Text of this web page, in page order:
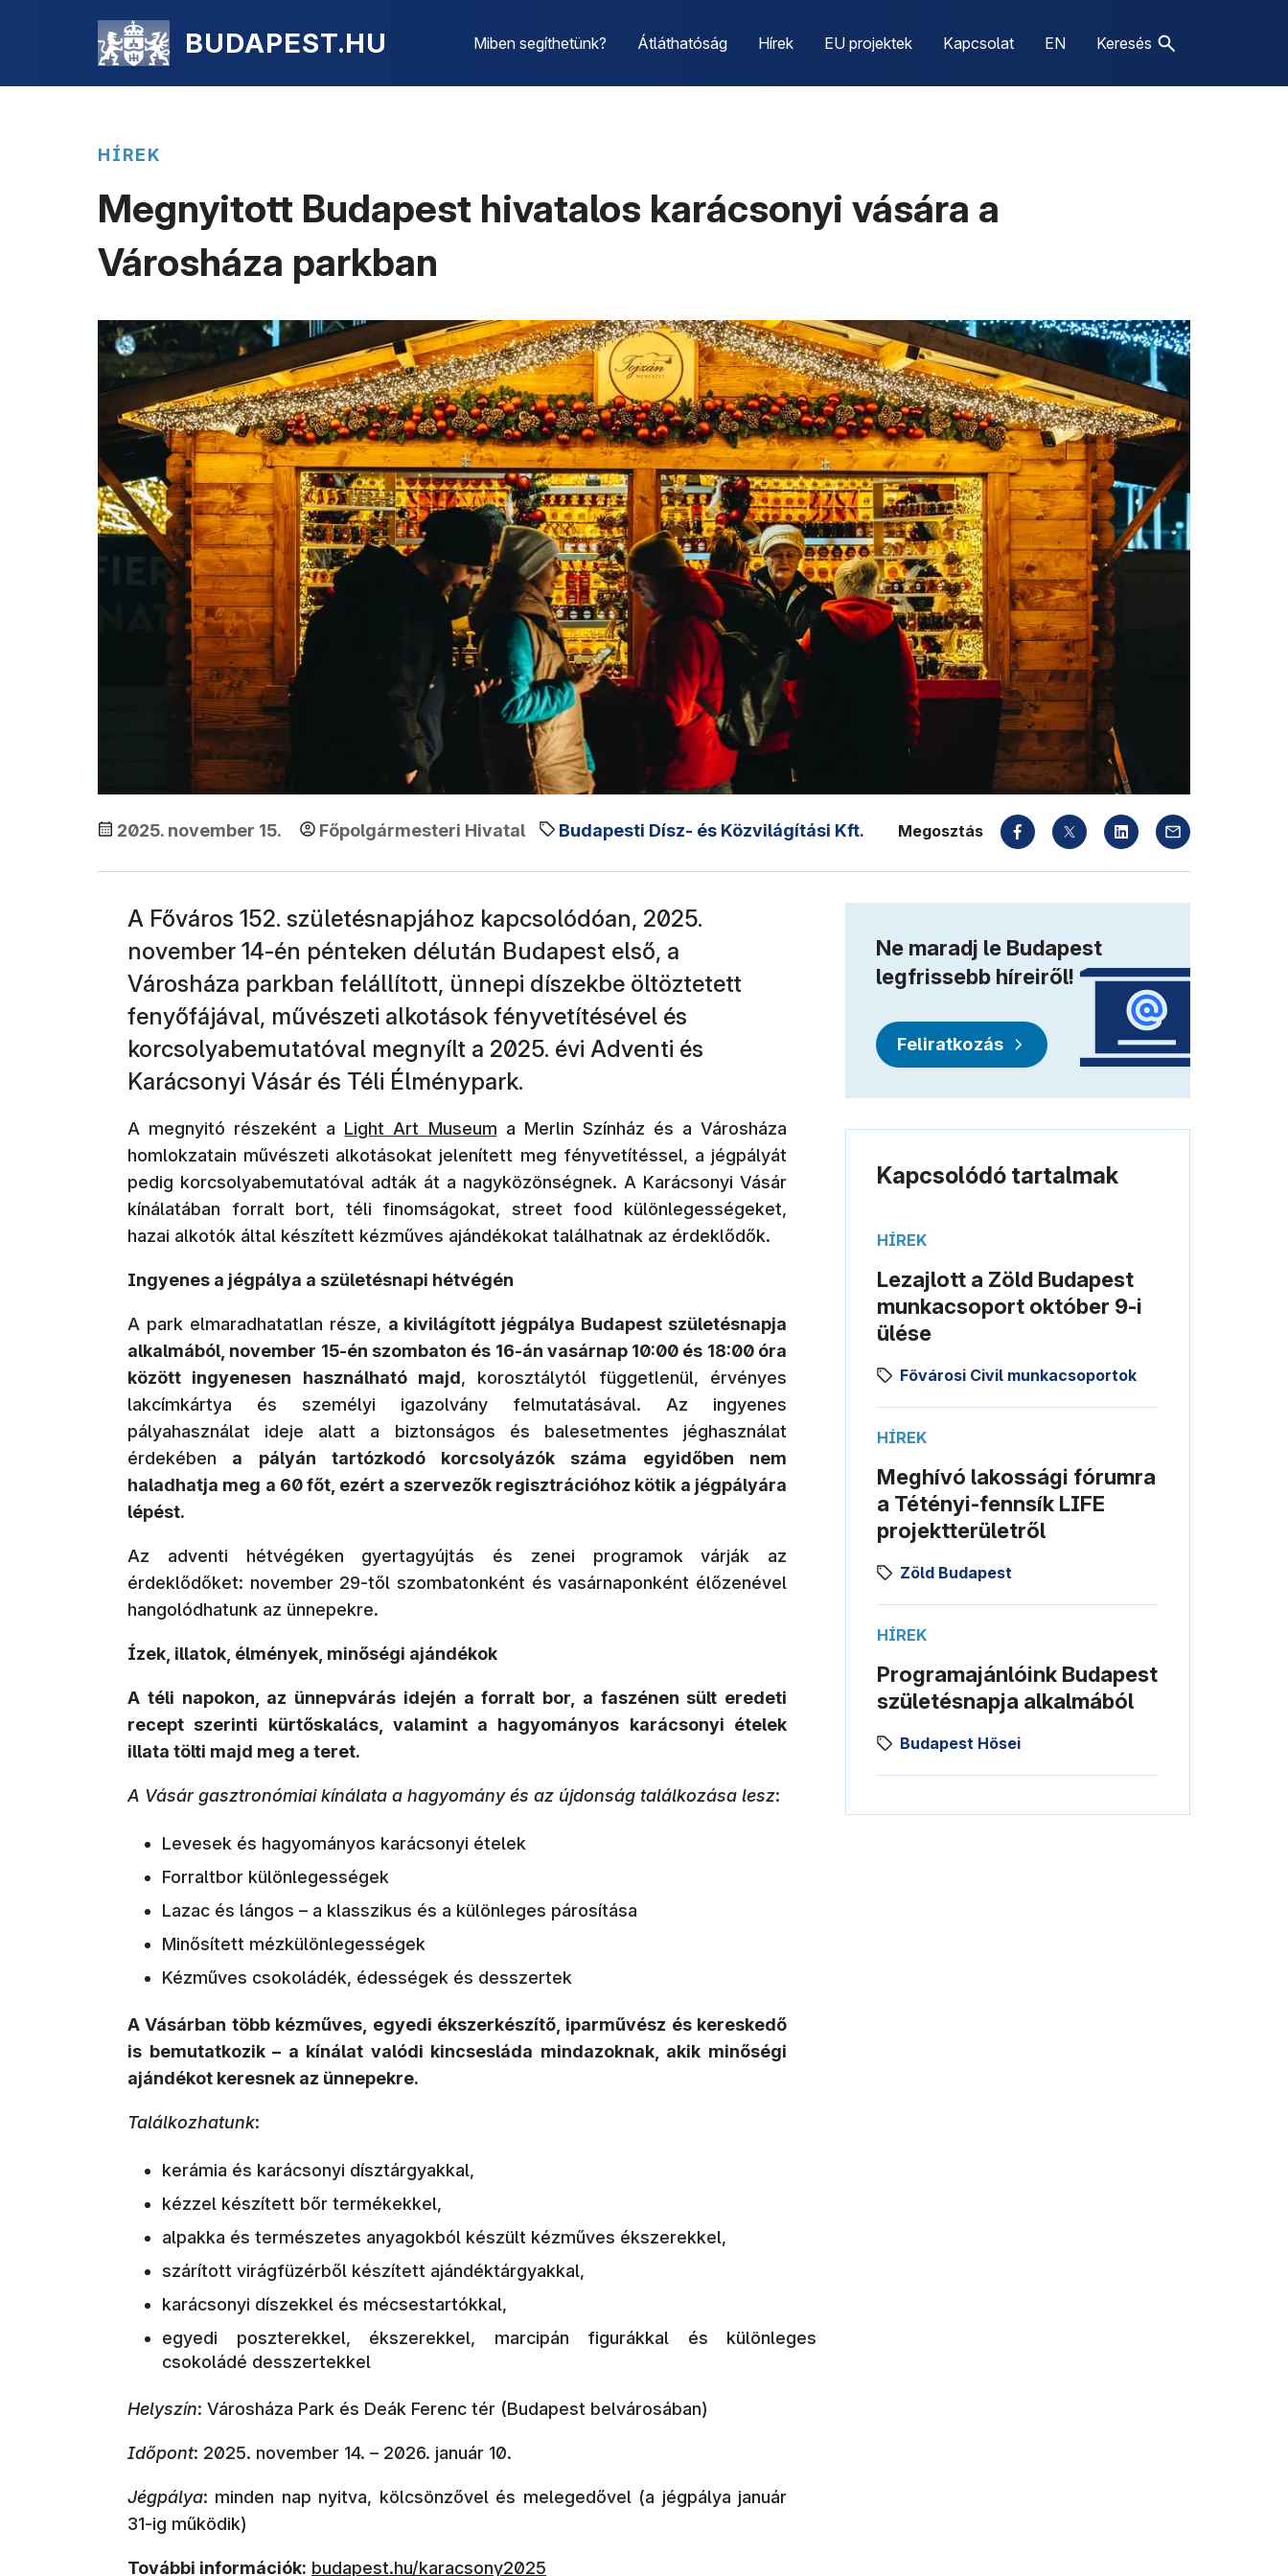
BUDAPEST.HU Miben segíthetünk? Átláthatóság Hírek EU projektek Kapcsolat EN Keresés
HÍREK
Megnyitott Budapest hivatalos karácsonyi vására a
Városháza parkban
2025. november 15. Főpolgármesteri Hivatal Budapesti Dísz- és Közvilágítási Kft. Megosztás
A Főváros 152. születésnapjához kapcsolódóan, 2025.
november 14-én pénteken délután Budapest első, a
Városháza parkban felállított, ünnepi díszekbe öltöztetett
fenyőfájával, művészeti alkotások fényvetítésével és
korcsolyabemutatóval megnyílt a 2025. évi Adventi és
Karácsonyi Vásár és Téli Élménypark.
A megnyitó részeként a (új ablakban nyílik meg)
Light Art Museum a Merlin Színház és a Városháza
homlokzatain művészeti alkotásokat jelenített meg fényvetítéssel, a jégpályát
pedig korcsolyabemutatóval adták át a nagyközönségnek. A Karácsonyi Vásár
kínálatában forralt bort, téli finomságokat, street food különlegességeket,
hazai alkotók által készített kézműves ajándékokat találhatnak az érdeklődők.
Ingyenes a jégpálya a születésnapi hétvégén
A park elmaradhatatlan része, a kivilágított jégpálya Budapest születésnapja
alkalmából, november 15-én szombaton és 16-án vasárnap 10:00 és 18:00 óra
között ingyenesen használható majd, korosztálytól függetlenül, érvényes
lakcímkártya és személyi igazolvány felmutatásával. Az ingyenes
pályahasználat ideje alatt a biztonságos és balesetmentes jéghasználat
érdekében a pályán tartózkodó korcsolyázók száma egyidőben nem
haladhatja meg a 60 főt, ezért a szervezők regisztrációhoz kötik a jégpályára
lépést.
Az adventi hétvégéken gyertagyújtás és zenei programok várják az
érdeklődőket: november 29-től szombatonként és vasárnaponként élőzenével
hangolódhatunk az ünnepekre.
Ízek, illatok, élmények, minőségi ajándékok
A téli napokon, az ünnepvárás idején a forralt bor, a faszénen sült eredeti
recept szerinti kürtőskalács, valamint a hagyományos karácsonyi ételek
illata tölti majd meg a teret.
A Vásár gasztronómiai kínálata a hagyomány és az újdonság találkozása lesz:
Levesek és hagyományos karácsonyi ételek
Forraltbor különlegességek
Lazac és lángos – a klasszikus és a különleges párosítása
Minősített mézkülönlegességek
Kézműves csokoládék, édességek és desszertek
A Vásárban több kézműves, egyedi ékszerkészítő, iparművész és kereskedő
is bemutatkozik – a kínálat valódi kincsesláda mindazoknak, akik minőségi
ajándékot keresnek az ünnepekre.
Találkozhatunk:
kerámia és karácsonyi dísztárgyakkal,
kézzel készített bőr termékekkel,
alpakka és természetes anyagokból készült kézműves ékszerekkel,
szárított virágfüzérből készített ajándéktárgyakkal,
karácsonyi díszekkel és mécsestartókkal,
egyedi poszterekkel, ékszerekkel, marcipán figurákkal és különleges
csokoládé desszertekkel
Helyszín: Városháza Park és Deák Ferenc tér (Budapest belvárosában)
Időpont: 2025. november 14. – 2026. január 10.
Jégpálya: minden nap nyitva, kölcsönzővel és melegedővel (a jégpálya január
31-ig működik)
További információk: budapest.hu/karacsony2025
Ne maradj le Budapest
legfrissebb híreiről!
Feliratkozás
Kapcsolódó tartalmak
HÍREK
Lezajlott a Zöld Budapest
munkacsoport október 9-i
ülése
Fővárosi Civil munkacsoportok
HÍREK
Meghívó lakossági fórumra
a Tétényi-fennsík LIFE
projektterületről
Zöld Budapest
HÍREK
Programajánlóink Budapest
születésnapja alkalmából
Budapest Hősei